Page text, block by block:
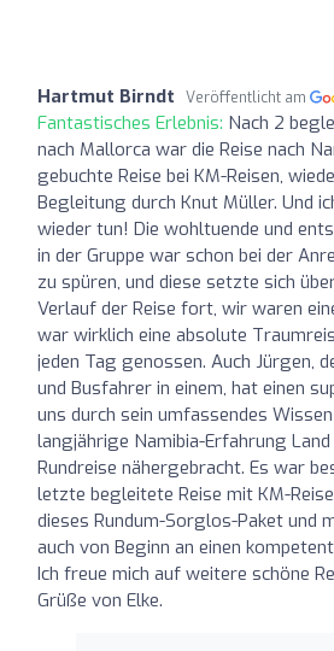
Hartmut Birndt Veröffentlicht am
Fantastisches Erlebnis: Nach 2
nach Mallorca war die Reise nach
gebuchte Reise bei KM-Reisen,
Begleitung durch Knut Müller. Und
wieder tun! Die wohltuende und
in der Gruppe war schon bei der
zu spüren, und diese setzte sich
Verlauf der Reise fort, wir waren
war wirklich eine absolute
jeden Tag genossen. Auch Jürgen,
und Busfahrer in einem, hat einen
uns durch sein umfassendes
langjährige Namibia-Erfahrung
Rundreise nähergebracht. Es war
letzte begleitete Reise mit KM-
dieses Rundum-Sorglos-Paket und
auch von Beginn an einen
Ich freue mich auf weitere schöne
Grüße von Elke.